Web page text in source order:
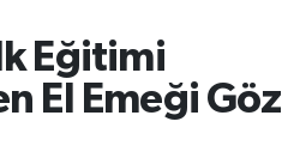
Eğitimi
El Emeği Göz
Haritası
ve Fikstür